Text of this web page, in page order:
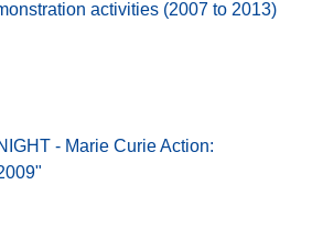
activities (2007 to 2013)
- Marie Curie Action: